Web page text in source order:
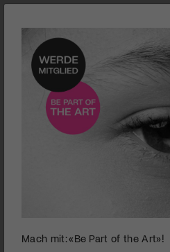
seconds
I, Daniel Blake
Mach mit: «Be Part of the Art»!